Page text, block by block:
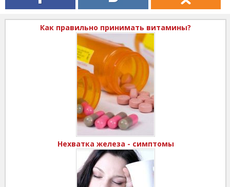
Как правильно принимать витамины?
Нехватка железа - симптомы